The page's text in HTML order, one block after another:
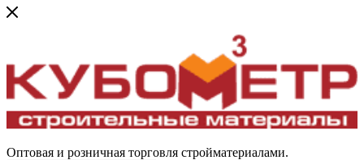
Оптовая и розничная торговля стройматериалами.